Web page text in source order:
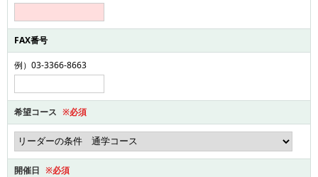
FAX番号
例）03-3366-8663
希望コース ※必須
開催日 ※必須